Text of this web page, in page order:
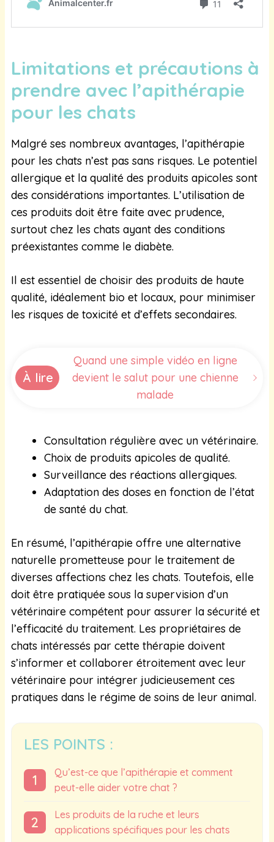
Limitations et précautions à
prendre avec l’apithérapie
pour les chats
Malgré ses nombreux avantages, l’apithérapie
pour les chats n’est pas sans risques. Le potentiel
allergique et la qualité des produits apicoles sont
des considérations importantes. L’utilisation de
ces produits doit être faite avec prudence,
surtout chez les chats ayant des conditions
préexistantes comme le diabète.
Il est essentiel de choisir des produits de haute
qualité, idéalement bio et locaux, pour minimiser
les risques de toxicité et d’effets secondaires.
À lire
Quand une simple vidéo en ligne
devient le salut pour une chienne
malade
Consultation régulière avec un vétérinaire.
Choix de produits apicoles de qualité.
Surveillance des réactions allergiques.
Adaptation des doses en fonction de l’état
de santé du chat.
En résumé, l’apithérapie offre une alternative
naturelle prometteuse pour le traitement de
diverses affections chez les chats. Toutefois, elle
doit être pratiquée sous la supervision d’un
vétérinaire compétent pour assurer la sécurité et
l’efficacité du traitement. Les propriétaires de
chats intéressés par cette thérapie doivent
s’informer et collaborer étroitement avec leur
vétérinaire pour intégrer judicieusement ces
pratiques dans le régime de soins de leur animal.
LES POINTS :
Qu’est-ce que l’apithérapie et comment
peut-elle aider votre chat ?
Les produits de la ruche et leurs
applications spécifiques pour les chats